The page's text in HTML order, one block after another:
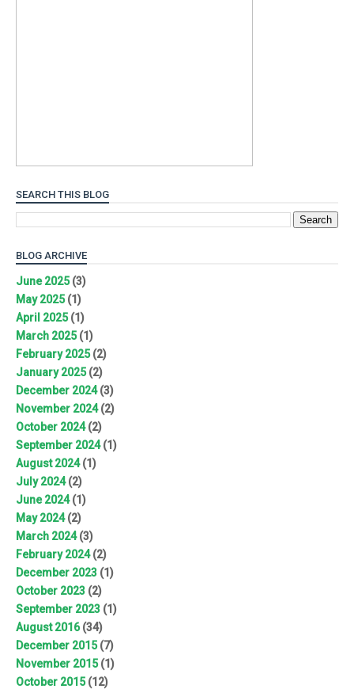
SEARCH THIS BLOG
BLOG ARCHIVE
June 2025(3)
May 2025(1)
April 2025(1)
March 2025(1)
February 2025(2)
January 2025(2)
December 2024(3)
November 2024(2)
October 2024(2)
September 2024(1)
August 2024(1)
July 2024(2)
June 2024(1)
May 2024(2)
March 2024(3)
February 2024(2)
December 2023 (1)
October 2023 (2)
September 2023 (1)
August 2016(34)
December 2015(7)
November 2015(1)
October 2015(12)